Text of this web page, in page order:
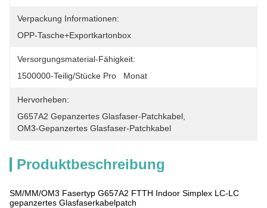
Verpackung Informationen:
OPP-Tasche+Exportkartonbox
Versorgungsmaterial-Fähigkeit:
1500000-Teilig/Stücke Pro   Monat
Hervorheben:
G657A2 Gepanzertes Glasfaser-Patchkabel
OM3-Gepanzertes Glasfaser-Patchkabel
Produktbeschreibung
SM/MM/OM3 Fasertyp G657A2 FTTH Indoor Simplex LC-LC
gepanzertes Glasfaserkabelpatch